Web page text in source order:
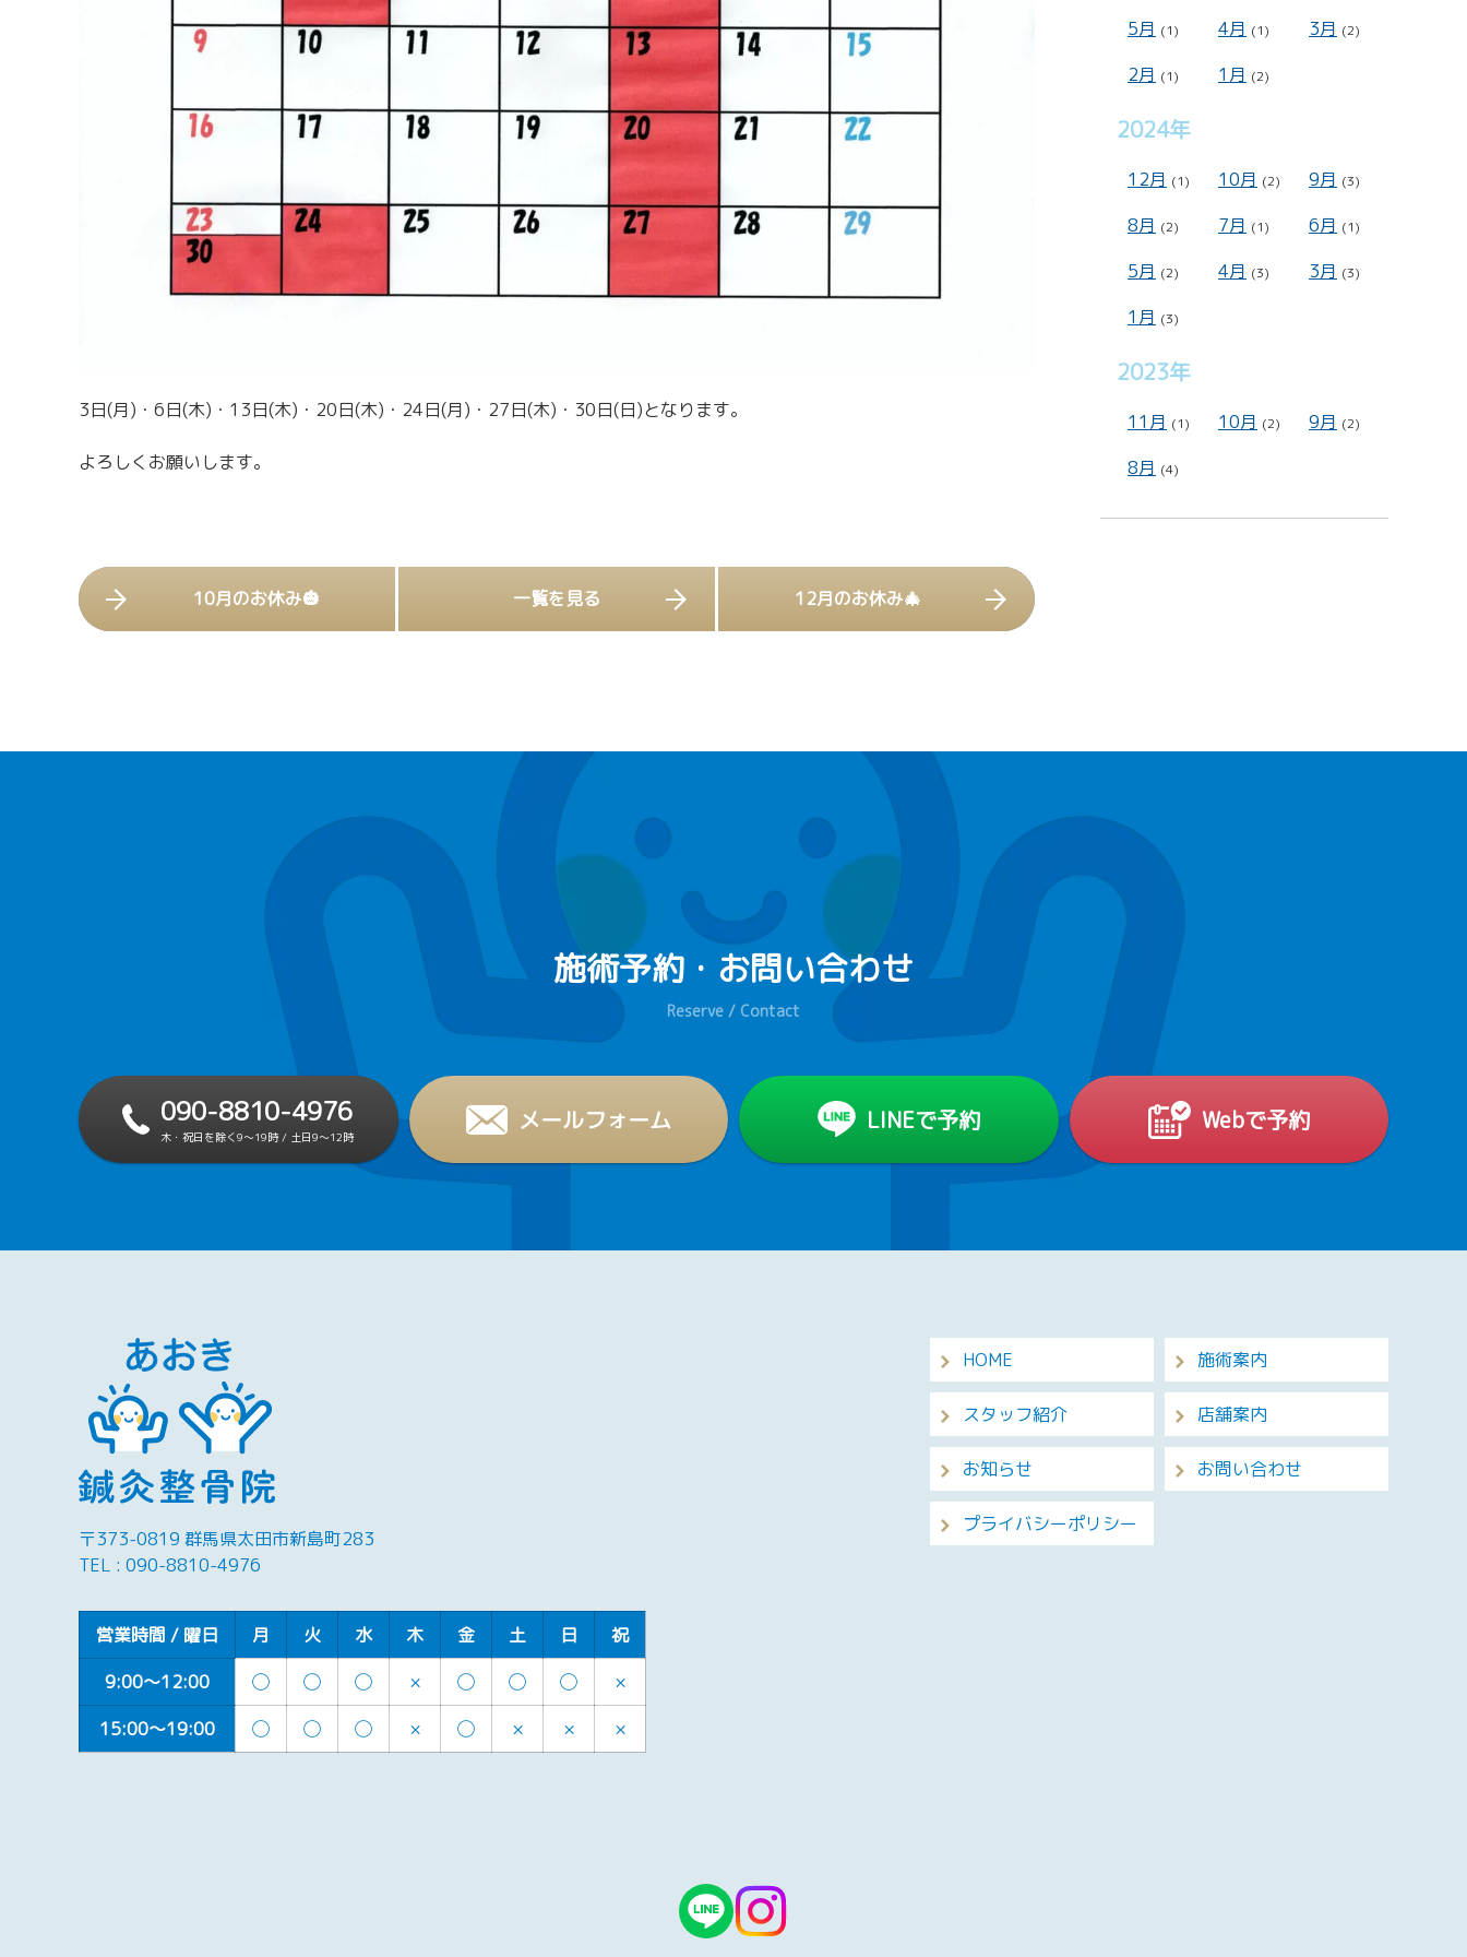
3日(月)・6日(木)・13日(木)・20日(木)・24日(月)・27日(木)・30日(日)となります。
よろしくお願いします。
10月のお休み🎃 一覧を見る 12月のお休み🎄
5月 (1) 4月 (1) 3月 (2)
2月 (1) 1月 (2)
2024年
12月 (1) 10月 (2) 9月 (3)
8月 (2) 7月 (1) 6月 (1)
5月 (2) 4月 (3) 3月 (3)
1月 (3)
2023年
11月 (1) 10月 (2) 9月 (2)
8月 (4)
施術予約・お問い合わせ
Reserve / Contact
090-8810-4976
木・祝日を除く9～19時 / 土日9～12時
メールフォーム LINEで予約 Webで予約
〒373-0819 群馬県太田市新島町283
TEL : 090-8810-4976
営業時間 / 曜日 月 火 水 木 金 土 日
祝
9:00～12:00
◯ ◯ ◯ × ◯ ◯ ◯
×
15:00～19:00
◯ ◯ ◯ × ◯ × × ×
HOME 施術案内
スタッフ紹介 店舗案内
お知らせ お問い合わせ
プライバシーポリシー